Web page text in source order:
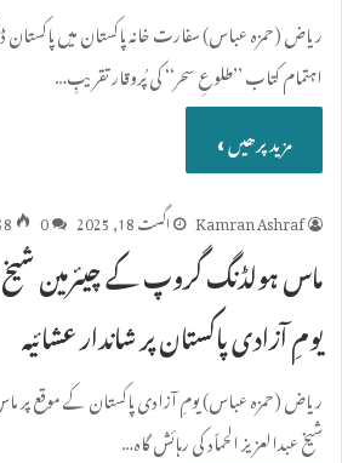
ریاض (حمزہ عباس) سفارت خانہ پاکستان میں
اہتمام کتاب ’’طلوعِ سحر‘‘ کی پُروقار تقریبِ…
مزید پرھیں »
Kamran Ashraf اگست 18, 2025 0
ماس ہولڈنگ گروپ کے چیئرمین شیخ
یومِ آزادی پاکستان پر شاندار عشائیہ
ریاض (حمزہ عباس) یومِ آزادی پاکستان کے موقع پر
شیخ عبدالعزیز الحماّد کی رہائش گاہ…